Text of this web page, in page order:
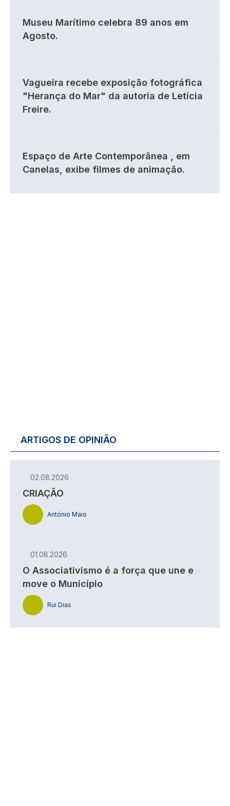
Museu Marítimo celebra 89 anos em
Agosto.
Vagueira recebe exposição fotográfica
"Herança do Mar" da autoria de Letícia
Freire.
Espaço de Arte Contemporânea , em
Canelas, exibe filmes de animação.
ARTIGOS DE OPINIÃO
02.08.2026
CRIAÇÃO
António Maio
01.08.2026
O Associativismo é a força que une e
move o Município
Rui Dias